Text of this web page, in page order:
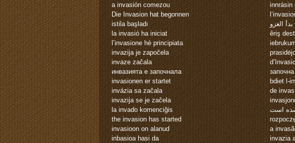
a invasión comezou
Die Invasion hat begonnen
istila başladı
la invasió ha iniciat
l’invasione hè principiata
invazija je započela
invaze začala
инвазията е започнала
invasionen er startet
invázia sa začala
invazija se je začela
la invado komenciĝis
the invasion has started
invasioon on alanud
inbasioa hasi da
innrásin
بدأ الغزو
êriş
започна
bdiet l-
de
است
a
invazia